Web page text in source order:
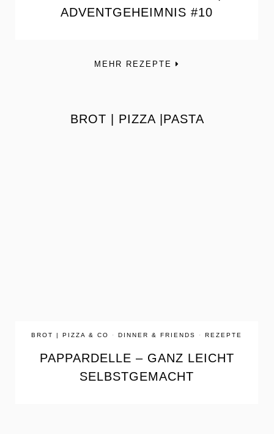
ADVENTGEHEIMNIS #10
MEHR REZEPTE
BROT | PIZZA |PASTA
BROT | PIZZA & CO ·DINNER & FRIENDS ·REZEPTE
PAPPARDELLE – GANZ LEICHT
SELBSTGEMACHT